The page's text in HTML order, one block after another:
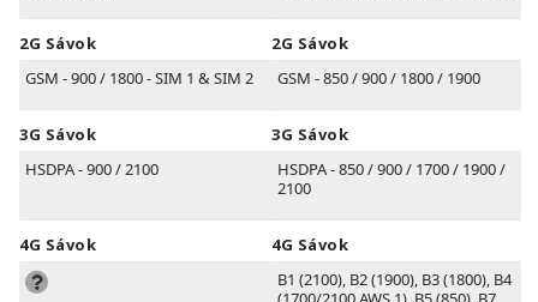
2G Sávok
GSM - 900 / 1800 - SIM 1 & SIM 2
3G Sávok
HSDPA - 900 / 2100
4G Sávok
2G Sávok
GSM - 850 / 900 / 1800 / 1900
3G Sávok
HSDPA - 850 / 900 / 1700 / 1900 /
2100
4G Sávok
B1 (2100), B2(1900), B3(1800), B4